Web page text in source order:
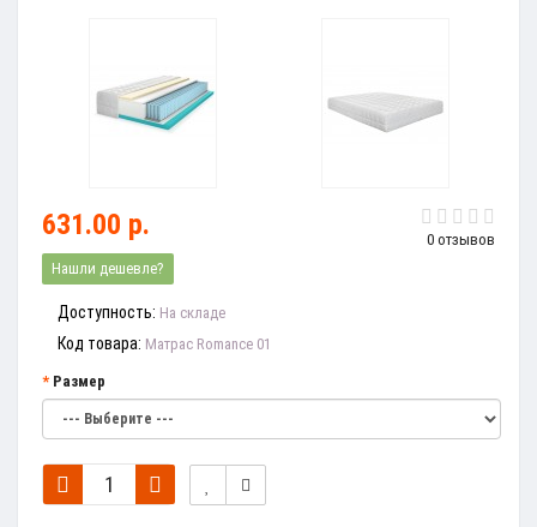
0 отзывов
631.00 р.
Нашли дешевле?
Доступность: На складе
Код товара: Матрас Romance 01
Размер